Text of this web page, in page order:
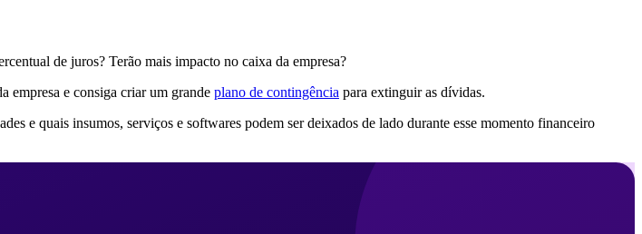
de juros? Terão mais impacto no caixa da empresa?
empresa e consiga criar um grande plano de contingência para extinguir as dívidas.
e quais insumos, serviços e softwares podem ser deixados de lado durante esse momento financeiro